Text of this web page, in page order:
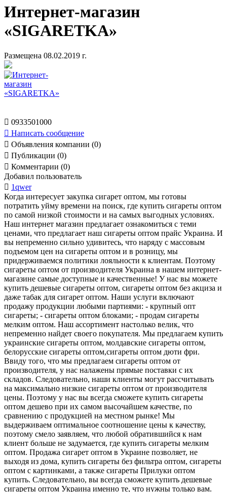
Интернет-магазин
«SIGARETKA»
Размещена 08.02.2019 г.
 0933501000
 Написать сообщение
 Объявления компании (0)
 Публикации (0)
 Комментарии (0)
Добавил пользователь
 1qwer
Когда интересует закупка сигарет оптом, мы готовы
потратить уйму времени на поиск, где купить сигареты оптом
по самой низкой стоимости и на самых выгодных условиях.
Наш интернет магазин предлагает ознакомиться с теми
ценами, что предлагает наш сигареты оптом прайс Украина. И
вы непременно сильно удивитесь, что наряду с массовым
подъемом цен на сигареты оптом и в розницу, мы
придерживаемся политики лояльности к клиентам. Поэтому
сигареты оптом от производителя Украина в нашем интернет-
магазине самые доступные и качественные! У нас вы можете
купить дешевые сигареты оптом, сигареты оптом без акциза и
даже табак для сигарет оптом. Наши услуги включают
продажу продукции любыми партиями: - крупный опт
сигареты; - сигареты оптом блоками; - продам сигареты
мелким оптом. Наш ассортимент настолько велик, что
непременно найдет своего покупателя. Мы предлагаем купить
украинские сигареты оптом, молдавские сигареты оптом,
белорусские сигареты оптом,сигареты оптом дюти фри.
Ввиду того, что мы предлагаем сигареты оптом от
производителя, у нас налажены прямые поставки с их
складов. Следовательно, наши клиенты могут рассчитывать
на максимально низкие сигареты оптом от производителя
цены. Поэтому у нас вы всегда сможете купить сигареты
оптом дешево при их самом высочайшем качестве, по
сравнению с продукцией на местном рынке! Мы
выдерживаем оптимальное соотношение цены к качеству,
поэтому смело заявляем, что любой обратившийся к нам
клиент больше не задумается, где купить сигареты мелким
оптом. Продажа сигарет оптом в Украине позволяет, не
выходя из дома, купить сигареты без фильтра оптом, сигареты
оптом с картинками, а также сигареты Прилуки оптом
купить. Следовательно, вы всегда сможете купить дешевые
сигареты оптом Украина именно те, что нужны только вам.